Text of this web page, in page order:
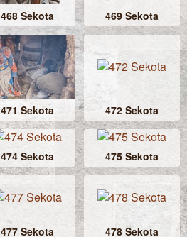
468 Sekota 469 Sekota
471 Sekota 472 Sekota
474 Sekota 475 Sekota
477 Sekota 478 Sekota